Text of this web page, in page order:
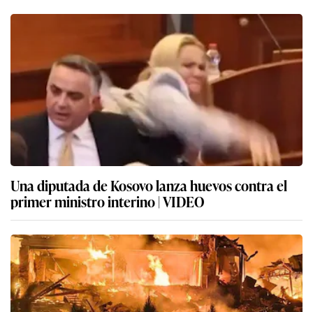
Una diputada de Kosovo lanza huevos contra el
primer ministro interino | VIDEO